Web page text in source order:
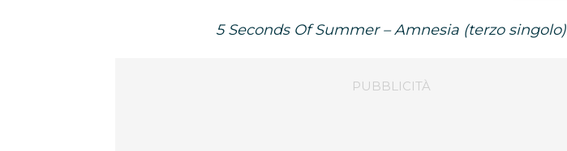
5 Seconds Of Summer – Amnesia (terzo singolo)